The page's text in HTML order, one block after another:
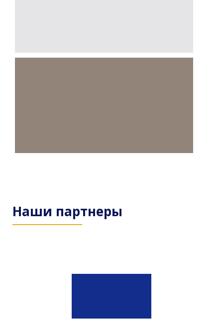
Наши партнеры